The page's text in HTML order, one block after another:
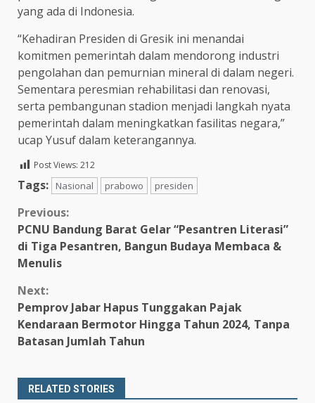
yang ada di Indonesia.
“Kehadiran Presiden di Gresik ini menandai
komitmen pemerintah dalam mendorong industri
pengolahan dan pemurnian mineral di dalam negeri.
Sementara peresmian rehabilitasi dan renovasi,
serta pembangunan stadion menjadi langkah nyata
pemerintah dalam meningkatkan fasilitas negara,”
ucap Yusuf dalam keterangannya.
Post Views: 212
Tags: Nasional prabowo presiden
Continue
Reading
Previous:
PCNU Bandung Barat Gelar “Pesantren Literasi”
di Tiga Pesantren, Bangun Budaya Membaca &
Menulis
Next:
Pemprov Jabar Hapus Tunggakan Pajak
Kendaraan Bermotor Hingga Tahun 2024, Tanpa
Batasan Jumlah Tahun
RELATED STORIES